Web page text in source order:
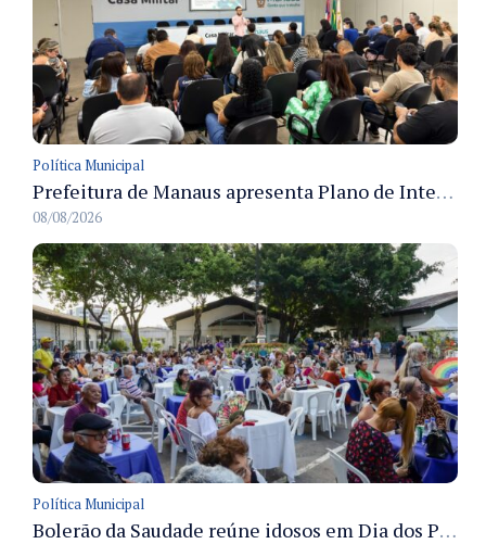
Política Municipal
Prefeitura de Manaus apresenta Plano de Integridade da CGM e qualifica servidores para governança e conformidade no biênio 2027-2028
08/08/2026
Política Municipal
Bolerão da Saudade reúne idosos em Dia dos Pais promovido pela Fundação Dr. Thomas em Manaus